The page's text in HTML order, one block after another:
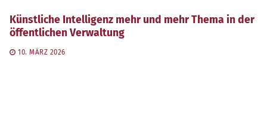
Künstliche Intelligenz mehr und mehr Thema in der
öffentlichen Verwaltung
10. MÄRZ 2026